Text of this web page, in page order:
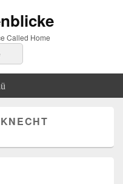
Called Home
KNECHT